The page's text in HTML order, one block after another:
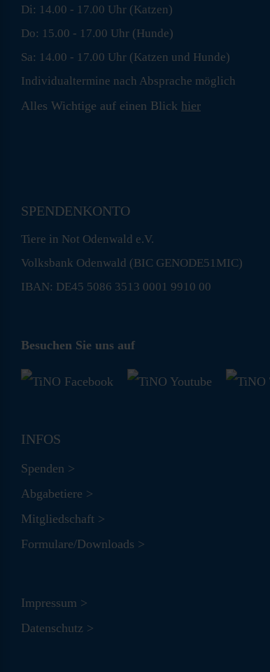
Di: 14.00 - 17.00 Uhr (Katzen)
Do: 15.00 - 17.00 Uhr (Hunde)
Sa: 14.00 - 17.00 Uhr (Katzen und Hunde)
Individualtermine nach Absprache möglich
Alles Wichtige auf einen Blick hier
SPENDENKONTO
Tiere in Not Odenwald e.V.
Volksbank Odenwald (BIC GENODE51MIC)
IBAN: DE45 5086 3513 0001 9910 00
Besuchen Sie uns auf
INFOS
Spenden >
Abgabetiere >
Mitgliedschaft >
Formulare/Downloads >
Impressum >
Datenschutz >